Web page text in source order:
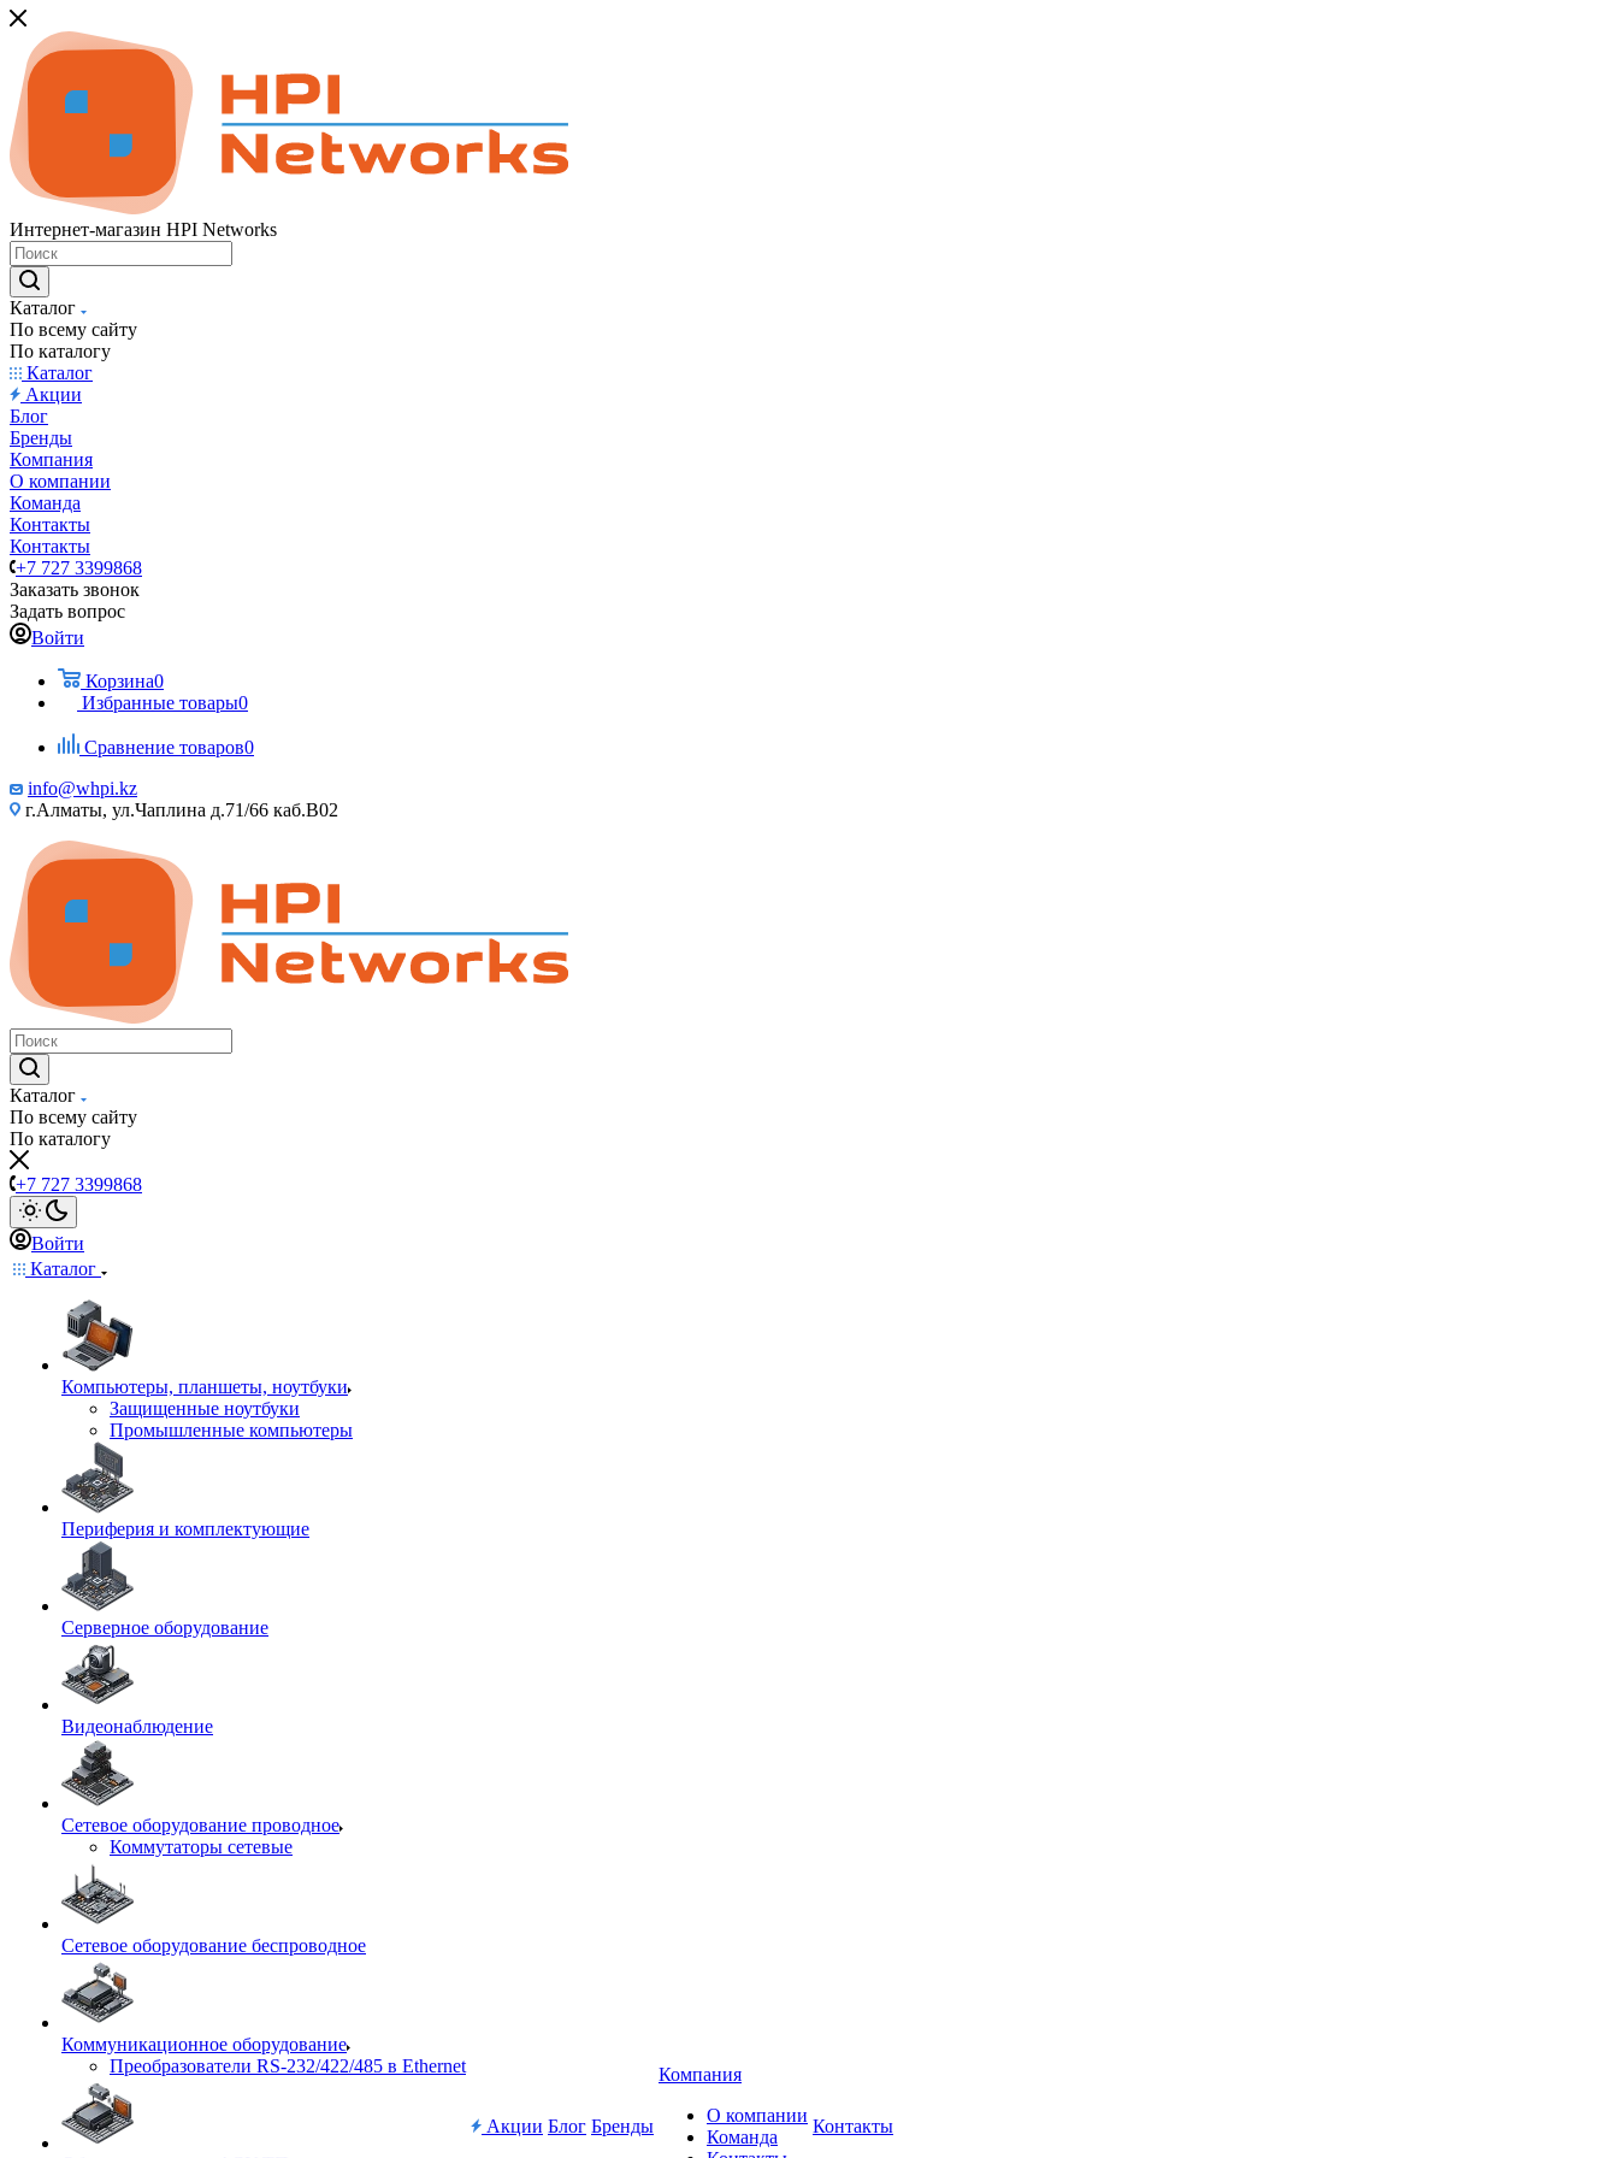
Интернет-магазин HPI Networks
Каталог
По всему сайту
По каталогу
Каталог
Акции
Блог
Бренды
Компания
О компании
Команда
Контакты
Контакты
+7 727 3399868
Заказать звонок
Задать вопрос
Войти
Корзина0
Избранные товары0
Сравнение товаров0
info@whpi.kz
г.Алматы, ул.Чаплина д.71/66 каб.B02
Каталог
По всему сайту
По каталогу
+7 727 3399868
Войти
Каталог
Компьютеры, планшеты, ноутбуки
Защищенные ноутбуки
Промышленные компьютеры
Периферия и комплектующие
Серверное оборудование
Видеонаблюдение
Сетевое оборудование проводное
Коммутаторы сетевые
Сетевое оборудование беспроводное
Коммуникационное оборудование
Преобразователи RS-232/422/485 в Ethernet
Акции Блог Бренды
Компания
О компании
Команда
Контакты